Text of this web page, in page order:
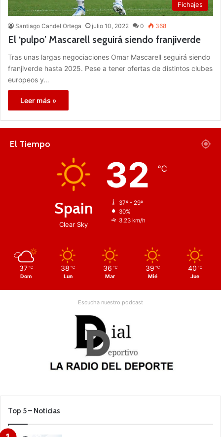
Fichajes
Santiago Candel Ortega julio 10, 2022 0 368
El ‘pulpo’ Mascarell seguirá siendo franjiverde
Tras unas largas negociaciones Omar Mascarell seguirá siendo
franjiverde hasta 2025. Pese a tener ofertas de distintos clubes
europeos y…
Leer más »
El Tiempo
Spain
Clear Sky
32 ℃
37º - 29º
30%
3.23 km/h
37 ℃
Dom
38 ℃
Lun
36 ℃
Mar
39 ℃
Mié
40 ℃
Jue
Escucha nuestro podcast
Top 5 – Noticias